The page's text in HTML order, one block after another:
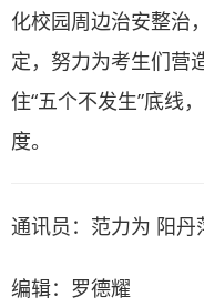
化校园周边治安整治
定，努力为考生们营
住“五个不发生”底线
度。
通讯员：范力为 阳丹
编辑：罗德耀